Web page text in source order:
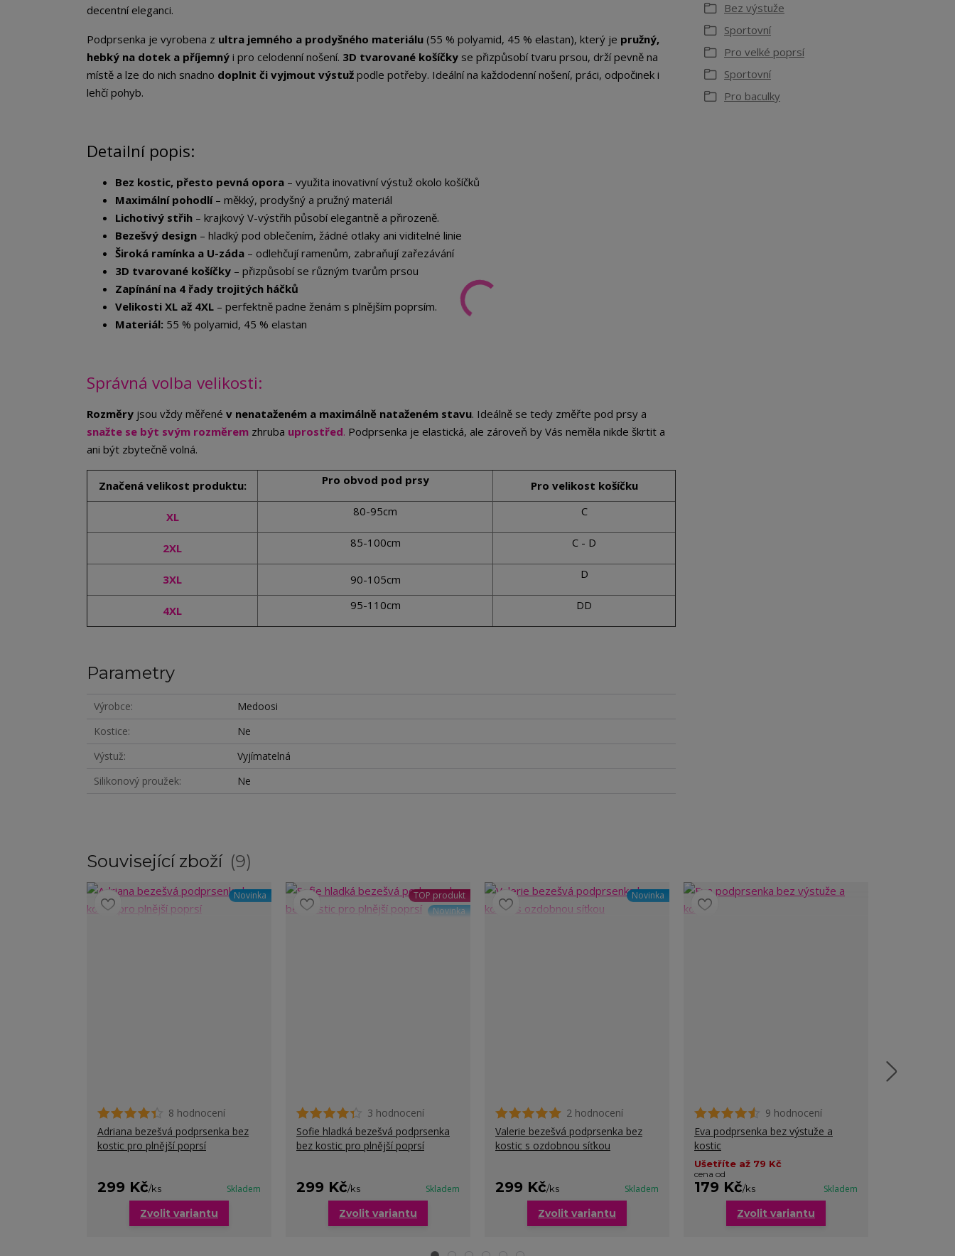
decentní eleganci.
Podprsenka je vyrobena z ultra jemného a prodyšného materiálu (55 % polyamid, 45 % elastan), který je pružný,
hebký na dotek a příjemný i pro celodenní nošení. 3D tvarované košíčky se přizpůsobí tvaru prsou, drží pevně na
místě a lze do nich snadno doplnit či vyjmout výstuž podle potřeby. Ideální na každodenní nošení, práci, odpočinek i
lehčí pohyb.
Detailní popis:
Bez kostic, přesto pevná opora – využita inovativní výstuž okolo košíčků
Maximální pohodlí– měkký, prodyšný a pružný materiál
Lichotivý střih – krajkový V-výstřih působí elegantně a přirozeně.
Bezešvý design – hladký pod oblečením, žádné otlaky ani viditelné linie
Široká ramínka a U-záda – odlehčují ramenům, zabraňují zařezávání
3D tvarované košíčky – přizpůsobí se různým tvarům prsou
Zapínání na 4 řady trojitých háčků
Velikosti XL až 4XL – perfektně padne ženám s plnějším poprsím.
Materiál: 55 % polyamid, 45 % elastan
Správná volba velikosti:
Rozměry jsou vždy měřené v nenataženém a maximálně nataženém stavu. Ideálně se tedy změřte pod prsy a
snažte se být svým rozměrem zhruba uprostřed. Podprsenka je elastická, ale zároveň by Vás neměla nikde škrtit a
ani být zbytečně volná.
Značená velikost produktu: Pro obvod pod prsy Pro velikost košíčku
XL 80-95cm C
2XL 85-100cm C - D
3XL 90-105cm D
4XL 95-110cm DD
Parametry
Výrobce
Medoosi
Kostice
Ne
Výstuž
Vyjímatelná
Silikonový proužek
Ne
Bez výstuže
Sportovní
Pro velké poprsí
Sportovní
Pro baculky
Související zboží 9
Novinka
8 hodnocení
Adriana bezešvá podprsenka bez
kostic pro plnější poprsí
299 Kč/ks Skladem
Zvolit variantu
TOP produkt
Novinka
3 hodnocení
Sofie hladká bezešvá podprsenka
bez kostic pro plnější poprsí
299 Kč/ks Skladem
Zvolit variantu
Novinka
2 hodnocení
Valerie bezešvá podprsenka bez
kostic s ozdobnou síťkou
299 Kč/ks Skladem
Zvolit variantu
9 hodnocení
Eva podprsenka bez výstuže a
kostic
Ušetříte až 79 Kč
cena od
179 Kč/ks Skladem
Zvolit variantu